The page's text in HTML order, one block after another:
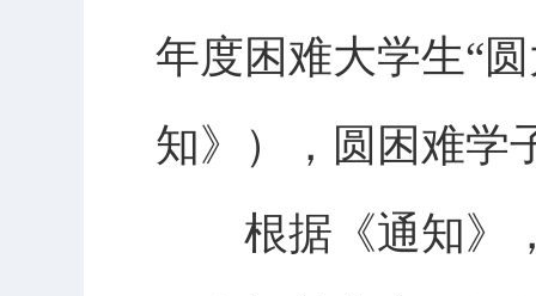
年度困难大学生“
知》），圆困难学
根据《通知》，